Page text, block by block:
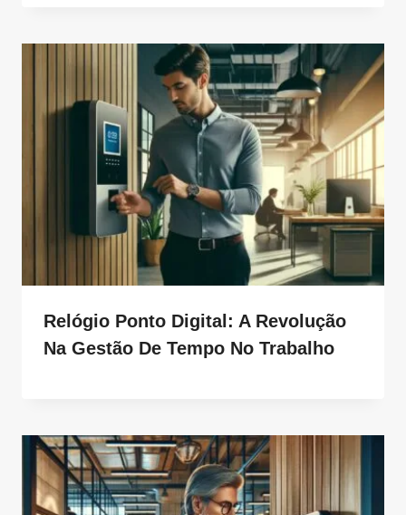
Relógio Ponto Digital: A Revolução
Na Gestão De Tempo No Trabalho